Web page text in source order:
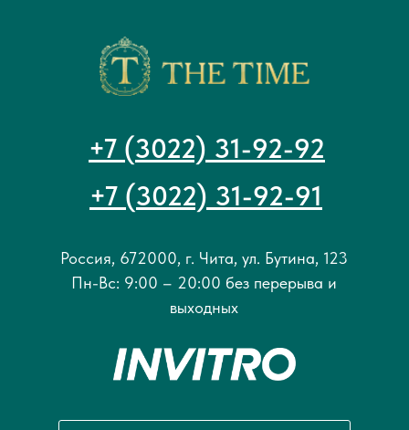
Россия, 672000, г. Чита, ул. Бутина, 123
Пн-Вс: 9:00 – 20:00 без перерыва и
выходных
+7 (3022) 31-92-92
+7 (3022) 31-92-91